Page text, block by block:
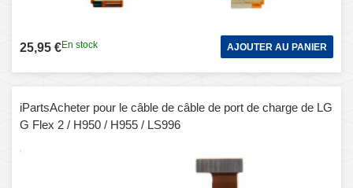
25,95 €En stock AJOUTER AU PANIER
iPartsAcheter pour le câble de câble de port de charge de LG
G Flex 2 / H950 / H955 / LS996